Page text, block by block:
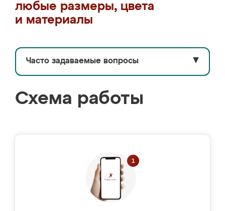
любые размеры, цвета
и материалы
Часто задаваемые вопросы ▼
Схема работы